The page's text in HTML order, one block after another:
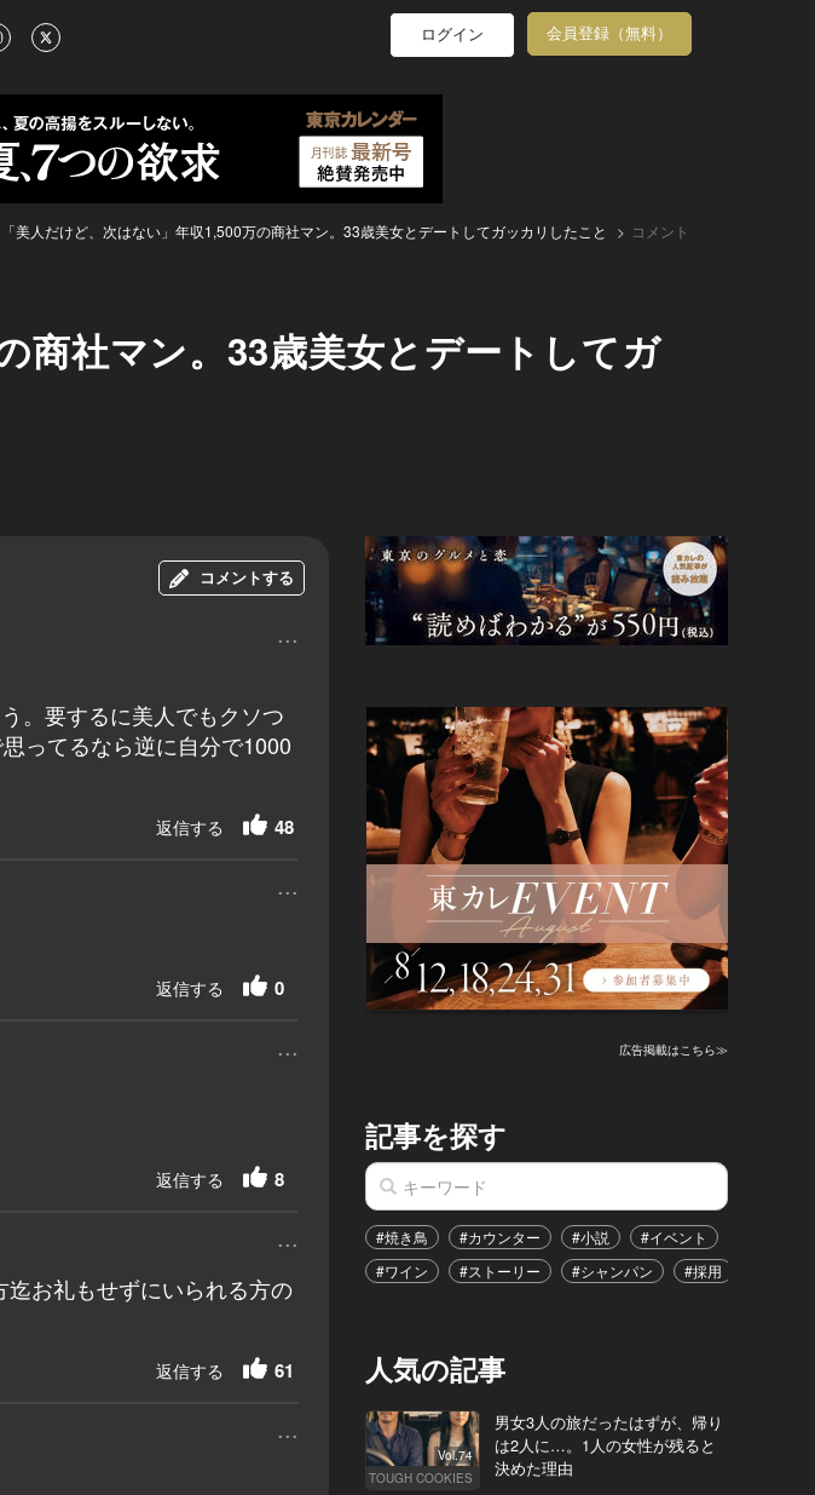
タイル情報 ログイン 会員登録（無料）
「美人だけど、次はない」年収1,500万の商社マン。33歳美女とデートしてガッカリしたこと コメント
商社マン。33歳美女とデートしてガ
コメントする
...
。要するに美人でもクソつ
ってるなら逆に自分で1000
48
返信する
...
0
返信する
...
8
返信する
...
お礼もせずにいられる方の
61
返信する
...
広告掲載はこちら≫
記事を探す
#焼き鳥 #カウンター #小説 #イベント
#ワイン
#ストーリー #シャンパン #採用
人気の記事
Vol.74
TOUGH COOKIES
男女3人の旅だったはずが、帰り
は2人に…。1人の女性が残ると
決めた理由